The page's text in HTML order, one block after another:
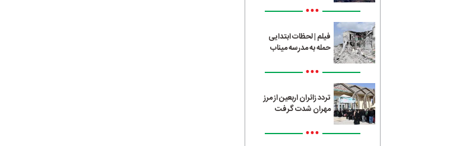
•••
فیلم | لحظات ابتدایی
حمله به مدرسه میناب
•••
تردد زائران اربعین از مرز
مهران شدت گرفت
•••